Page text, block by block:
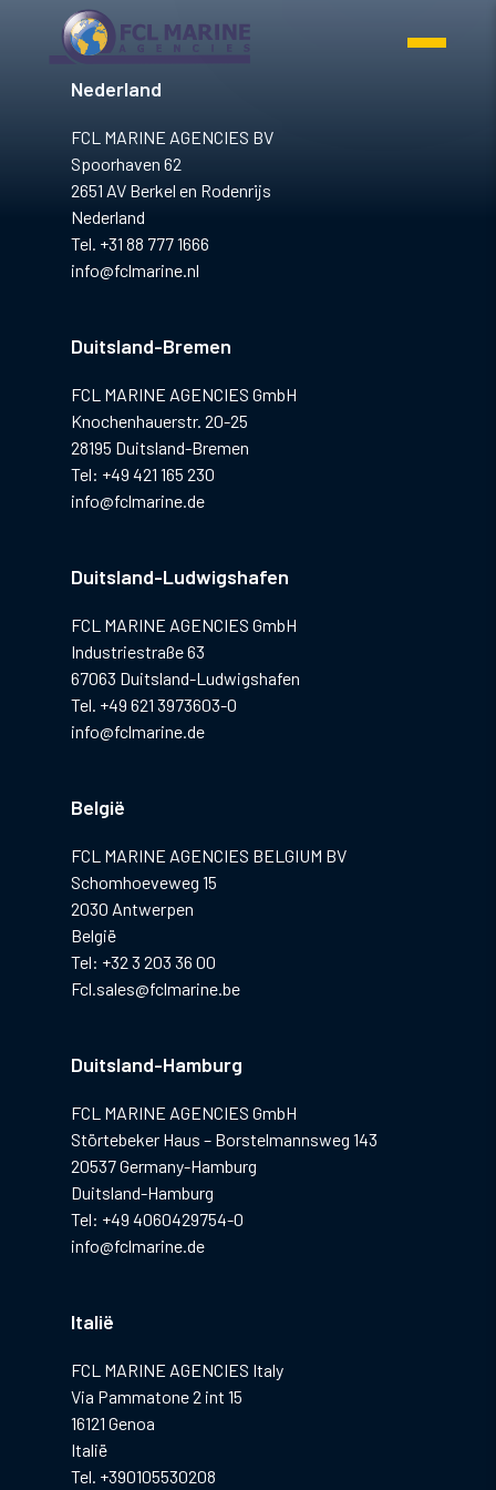
Nederland
FCL MARINE AGENCIES BV
Spoorhaven 62
2651 AV Berkel en Rodenrijs
Nederland
Tel. +31 88 777 1666
info@fclmarine.nl
Duitsland-Bremen
FCL MARINE AGENCIES GmbH
Knochenhauerstr. 20-25
28195 Duitsland-Bremen
Tel: +49 421 165 230
info@fclmarine.de
Duitsland-Ludwigshafen
FCL MARINE AGENCIES GmbH
Industriestraße 63
67063 Duitsland-Ludwigshafen
Tel. +49 621 3973603-0
info@fclmarine.de
België
FCL MARINE AGENCIES BELGIUM BV
Schomhoeveweg 15
2030 Antwerpen
België
Tel: +32 3 203 36 00
Fcl.sales@fclmarine.be
Duitsland-Hamburg
FCL MARINE AGENCIES GmbH
Störtebeker Haus – Borstelmannsweg 143
20537 Germany-Hamburg
Duitsland-Hamburg
Tel: +49 4060429754-0
info@fclmarine.de
Italië
FCL MARINE AGENCIES Italy
Via Pammatone 2 int 15
16121 Genoa
Italië
Tel. +390105530208